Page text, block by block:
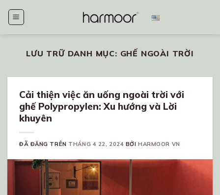
đến
LƯU TRỮ DANH MỤC: GHẾ NGOÀI TRỜI
Cải thiện việc ăn uống ngoài trời với
ghế Polypropylen: Xu hướng và Lời
khuyên
ĐÃ ĐĂNG TRÊN THÁNG 4 22, 2024 BỞIHARMOOR VN